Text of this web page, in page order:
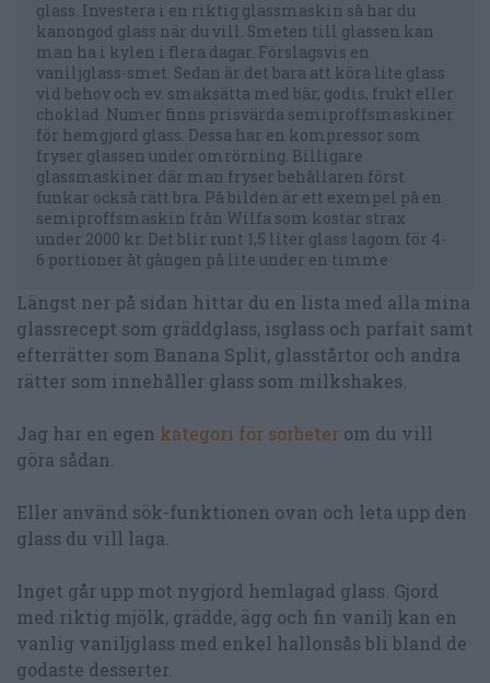
glass. Investera i en riktig glassmaskin så har du
kanongod glass när du vill. Smeten till glassen kan
man ha i kylen i flera dagar. Förslagsvis en
vaniljglass-smet. Sedan är det bara att köra lite glass
vid behov och ev. smaksätta med bär, godis, frukt eller
choklad. Numer finns prisvärda semiproffsmaskiner
för hemgjord glass. Dessa har en kompressor som
fryser glassen under omrörning. Billigare
glassmaskiner där man fryser behållaren först
funkar också rätt bra. På bilden är ett exempel på en
semiproffsmaskin från Wilfa som kostar strax
under 2000 kr. Det blir runt 1,5 liter glass lagom för 4-
6 portioner åt gången på lite under en timme
Längst ner på sidan hittar du en lista med alla mina
glassrecept som gräddglass, isglass och parfait samt
efterrätter som Banana Split, glasstårtor och andra
rätter som innehåller glass som milkshakes.
Jag har en egen kategori för sorbeter om du vill
göra sådan.
Eller använd sök-funktionen ovan och leta upp den
glass du vill laga.
Inget går upp mot nygjord hemlagad glass. Gjord
med riktig mjölk, grädde, ägg och fin vanilj kan en
vanlig vaniljglass med enkel hallonsås bli bland de
godaste desserter.